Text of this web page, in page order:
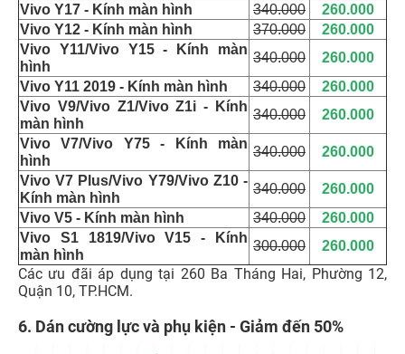
Vivo Y17 - Kính màn hình
340.000
260.000
Vivo Y12 - Kính màn hình
370.000
260.000
Vivo Y11/Vivo Y15 - Kính màn
hình
340.000
260.000
Vivo Y11 2019 - Kính màn hình
340.000
260.000
Vivo V9/Vivo Z1/Vivo Z1i - Kính
màn hình
340.000
260.000
Vivo V7/Vivo Y75 - Kính màn
hình
340.000
260.000
Vivo V7 Plus/Vivo Y79/Vivo Z10 -
Kính màn hình
340.000
260.000
Vivo V5 - Kính màn hình
340.000
260.000
Vivo S1 1819/Vivo V15 - Kính
màn hình
300.000 260.000
Các ưu đãi áp dụng tại 260 Ba Tháng Hai, Phường 12,
Quận 10, TP.HCM.
6. Dán cường lực và phụ kiện - Giảm đến 50%